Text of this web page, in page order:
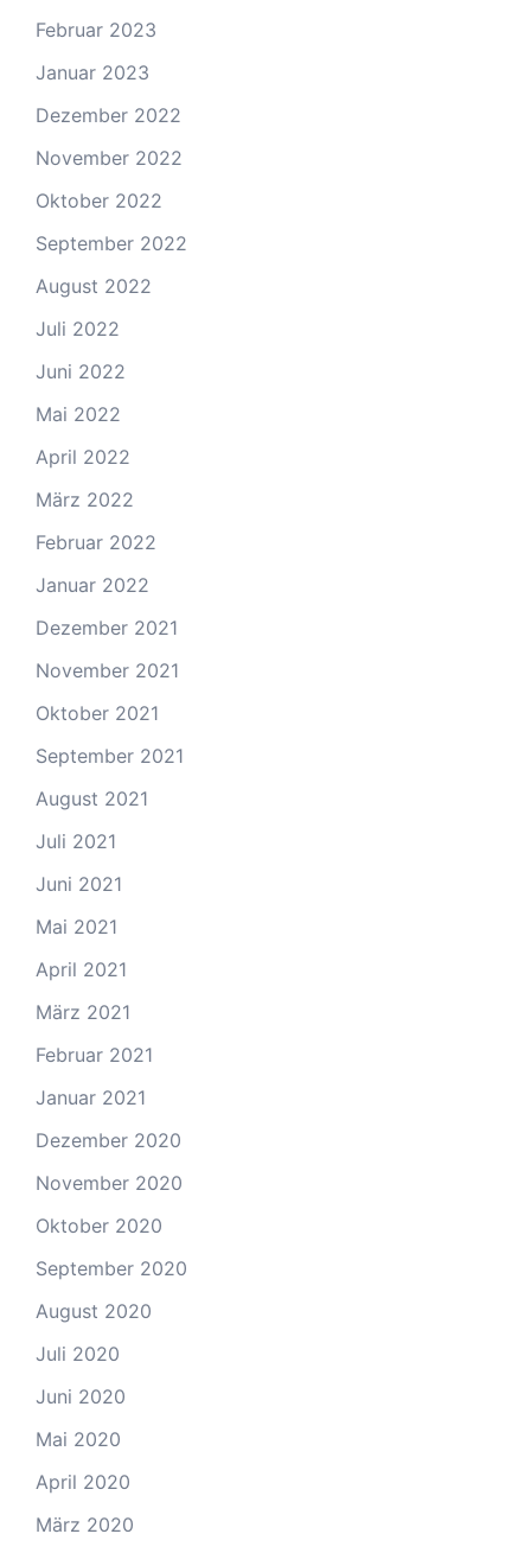
Februar 2023
Januar 2023
Dezember 2022
November 2022
Oktober 2022
September 2022
August 2022
Juli 2022
Juni 2022
Mai 2022
April 2022
März 2022
Februar 2022
Januar 2022
Dezember 2021
November 2021
Oktober 2021
September 2021
August 2021
Juli 2021
Juni 2021
Mai 2021
April 2021
März 2021
Februar 2021
Januar 2021
Dezember 2020
November 2020
Oktober 2020
September 2020
August 2020
Juli 2020
Juni 2020
Mai 2020
April 2020
März 2020